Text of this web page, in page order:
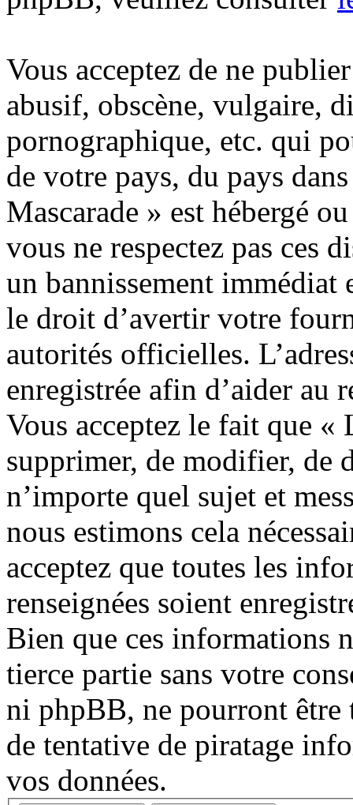
Vous acceptez de ne
abusif, obscène, vulgaire,
pornographique, etc. qui
de votre pays, du pays
Mascarade » est hébergé
vous ne respectez pas ces
un bannissement
le droit d’avertir votre
autorités officielles.
enregistrée afin d’aider au
Vous acceptez le fait que
supprimer, de modifier, de
n’importe quel sujet et
nous estimons cela
acceptez que toutes les
renseignées soient
Bien que ces informations
tierce partie sans votre
ni phpBB, ne pourront être
de tentative de piratage
vos données.